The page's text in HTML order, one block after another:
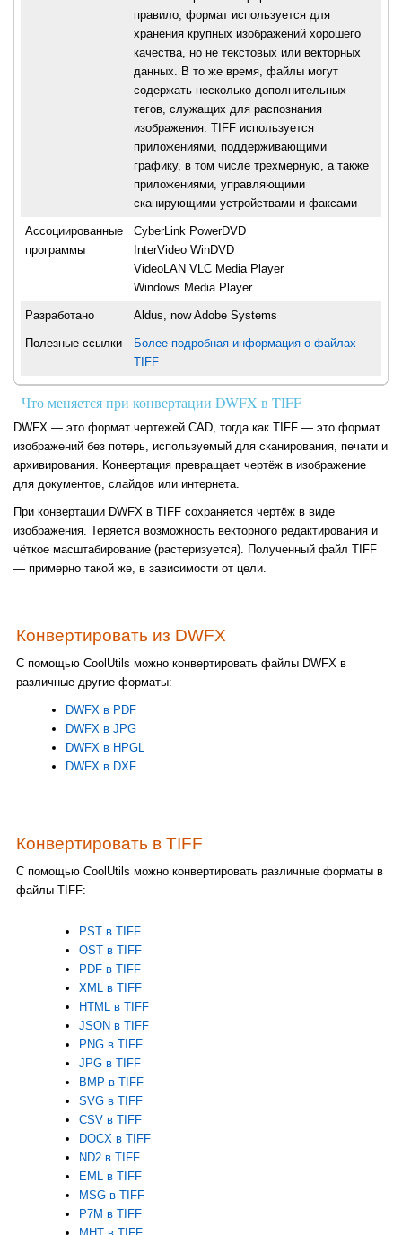
правило, формат используется для
хранения крупных изображений хорошего
качества, но не текстовых или векторных
данных. В то же время, файлы могут
содержать несколько дополнительных
тегов, служащих для распознания
изображения. TIFF используется
приложениями, поддерживающими
графику, в том числе трехмерную, а также
приложениями, управляющими
сканирующими устройствами и факсами
Ассоциированные
программы
CyberLink PowerDVD
InterVideo WinDVD
VideoLAN VLC Media Player
Windows Media Player
Разработано Aldus, now Adobe Systems
Полезные ссылки
Более подробная информация о файлах
TIFF
Что меняется при конвертации DWFX в TIFF
DWFX — это формат чертежей CAD, тогда как TIFF — это формат
изображений без потерь, используемый для сканирования, печати и
архивирования. Конвертация превращает чертёж в изображение
для документов, слайдов или интернета.
При конвертации DWFX в TIFF сохраняется чертёж в виде
изображения. Теряется возможность векторного редактирования и
чёткое масштабирование (растеризуется). Полученный файл TIFF
— примерно такой же, в зависимости от цели.
Конвертировать из DWFX
С помощью CoolUtils можно конвертировать файлы DWFX в
различные другие форматы:
DWFX в PDF
DWFX в JPG
DWFX в HPGL
DWFX в DXF
Конвертировать в TIFF
С помощью CoolUtils можно конвертировать различные форматы в
файлы TIFF:
PST в TIFF
OST в TIFF
PDF в TIFF
XML в TIFF
HTML в TIFF
JSON в TIFF
PNG в TIFF
JPG в TIFF
BMP в TIFF
SVG в TIFF
CSV в TIFF
DOCX в TIFF
ND2 в TIFF
EML в TIFF
MSG в TIFF
P7M в TIFF